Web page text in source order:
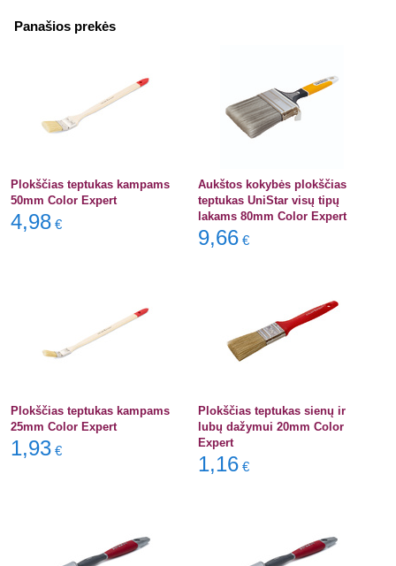
Panašios prekės
Plokščias teptukas kampams
50mm Color Expert
4,98 €
Aukštos kokybės plokščias
teptukas UniStar visų tipų
lakams 80mm Color Expert
9,66 €
Plokščias teptukas kampams
25mm Color Expert
1,93 €
Plokščias teptukas sienų ir
lubų dažymui 20mm Color
Expert
1,16 €